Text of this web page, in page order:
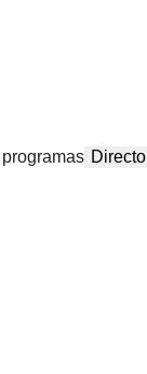
Directo